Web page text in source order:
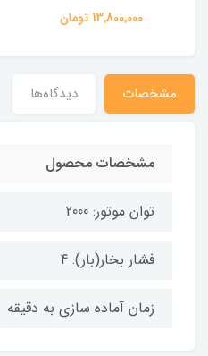
13,800,000 تومان
مشخصات دیدگاه‌ها
مشخصات محصول
توان موتور: 2000
فشار بخار(بار): 4
زمان آماده سازی به دقیقه